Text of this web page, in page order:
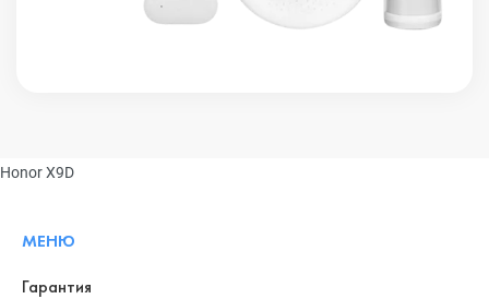
Honor X9D
МЕНЮ
Гарантия